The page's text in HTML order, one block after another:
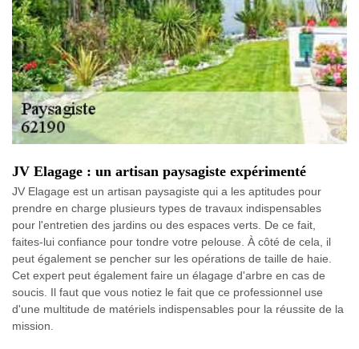
JV Elagage : un artisan paysagiste expérimenté
JV Elagage est un artisan paysagiste qui a les aptitudes pour
prendre en charge plusieurs types de travaux indispensables
pour l'entretien des jardins ou des espaces verts. De ce fait,
faites-lui confiance pour tondre votre pelouse. À côté de cela, il
peut également se pencher sur les opérations de taille de haie.
Cet expert peut également faire un élagage d'arbre en cas de
soucis. Il faut que vous notiez le fait que ce professionnel use
d'une multitude de matériels indispensables pour la réussite de la
mission.